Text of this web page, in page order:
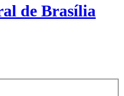
de Brasília